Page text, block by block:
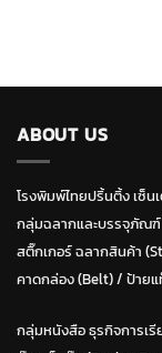
ABOUT US
โรงพิมพ์ไทยปริ้นติ้ง เซ็น
กลุ่มฉลากและบรรจุภัณฑ์
สติ๊กเกอร์ ฉลากสินค้า
คาดกล่อง (Belt)/ ป้าย
กลุ่มหนังสือ ธุรกิจการเ